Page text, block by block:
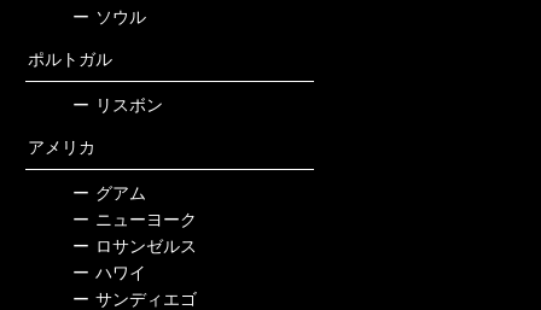
ー ソウル
ポルトガル
ー リスボン
アメリカ
ー グアム
ー ニューヨーク
ー ロサンゼルス
ー ハワイ
ー サンディエゴ